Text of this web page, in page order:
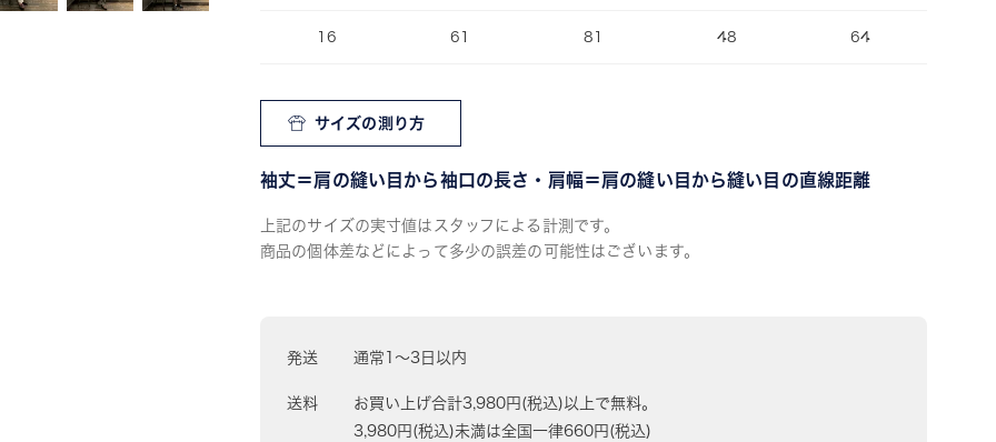
16 61 81 48 64
サイズの測り方
袖丈＝肩の縫い目から袖口の長さ・肩幅＝肩の縫い目から縫い目の直線距離
上記のサイズの実寸値はスタッフによる計測です。
商品の個体差などによって多少の誤差の可能性はございます。
発送 通常1〜3日以内
送料
お買い上げ合計3,980円(税込)以上で無料。
3,980円(税込)未満は全国一律660円(税込)